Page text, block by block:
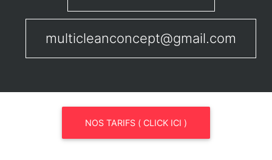
multicleanconcept@gmail.com
NOS TARIFS ( CLICK ICI )